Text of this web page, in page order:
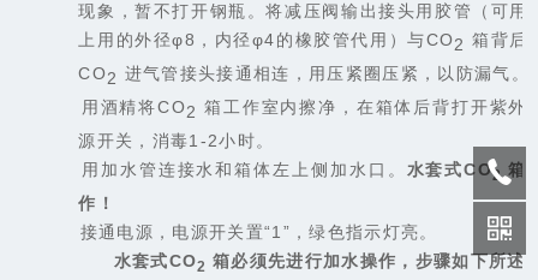
现象，暂不打开钢瓶。将减压阀输出接头用胶管
（ 可用
上用的外径φ8 ，内径φ4的橡胶管代用 ）与CO2 箱背后
CO2 进气管接头接通相连，用压紧圈压紧，以防漏气。
用酒精将CO2 箱工作室内擦净，在箱体后背打开紫外
源开关，消毒1-2小时。
用加水管连接水和箱体左上侧加水口。 水套式CO2箱
作！
接通电源，电源开关置“1”，绿色指示灯亮。
水套式CO2箱必须先进行加水操作，步骤如下所述